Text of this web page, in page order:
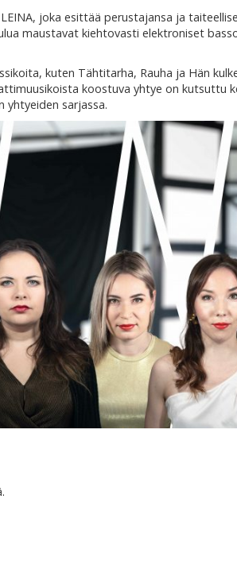
joka esittää perustajansa ja
maustavat kiehtovasti elektroniset
kuten Tähtitarha, Rauha ja Hän
koostuva yhtye on kutsuttu
yhtyeiden sarjassa.